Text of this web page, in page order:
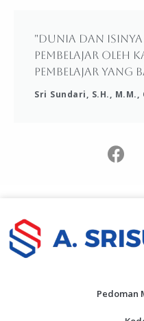
"Dunia dan
pembelajar oleh
pembelajar yang
Sri Sundari, S.H., M.M.,
Pedoman